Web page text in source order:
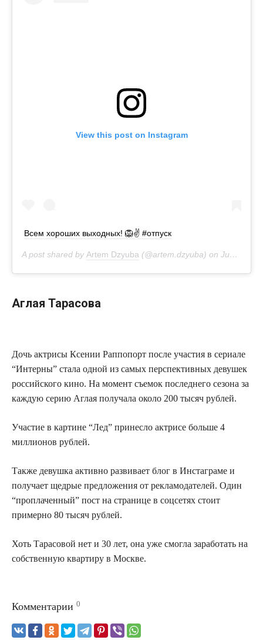
View this post on Instagram
Всем хороших выходных! 🦁✌️ #отпуск
A post shared by Artem Dzyuba (@artem.dzyuba) on Jun 15, 2019 at 1:39am PDT
Аглая Тарасова
Дочь актрисы Ксении Раппопорт после участия в сериале
“Интерны” стала одной из самых перспективных девушек
российского кино. На момент съемок последнего сезона за
каждую серию Аглая получала около 200 тысяч рублей.
Участие в картине “Лед” принесло актрисе больше 4
миллионов рублей.
Также девушка активно развивает блог в Инстаграме и
получает щедрые предложения от рекламодателей. Один
“проплаченный” пост на странице в соцсетях стоит
примерно 80 тысяч рублей.
Хоть Тарасовой нет и 30 лет, она уже смогла заработать на
собственную квартиру в Москве.
Комментарии 0